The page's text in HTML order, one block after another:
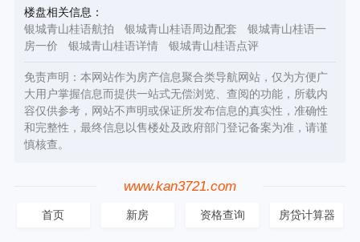
楼盘相关信息：
银城青山桂语航拍
银城青山桂语周边配套
银城青山桂语一
房一价
银城青山桂语详情 银城青山桂语点评
免责声明：本网站作为房产信息聚合类导航网站，仅为方便广
大用户掌握信息而提供一站式无偿浏览、查阅的功能，所载内
容仅供参考，网站不声明或保证所发布信息的真实性，准确性
和完整性，最终信息以售楼处及政府部门登记备案为准，请谨
慎核查。
www.kan3721.com
首页 新房 资格查询 房贷计算器